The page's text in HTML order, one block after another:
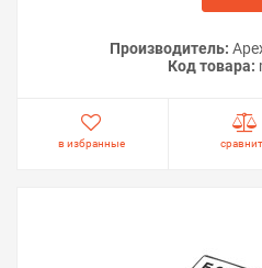
Производитель:
Код товара:
в избранные